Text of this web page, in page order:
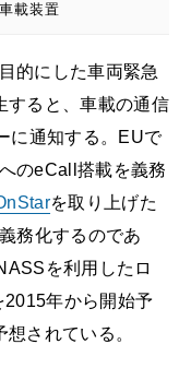
載装置
的にした車両緊急
すると、車載の通信
に通知する。EUで
のeCall搭載を義務
を取り上げた
務化するのであ
を利用したロ
年から開始予
されている。